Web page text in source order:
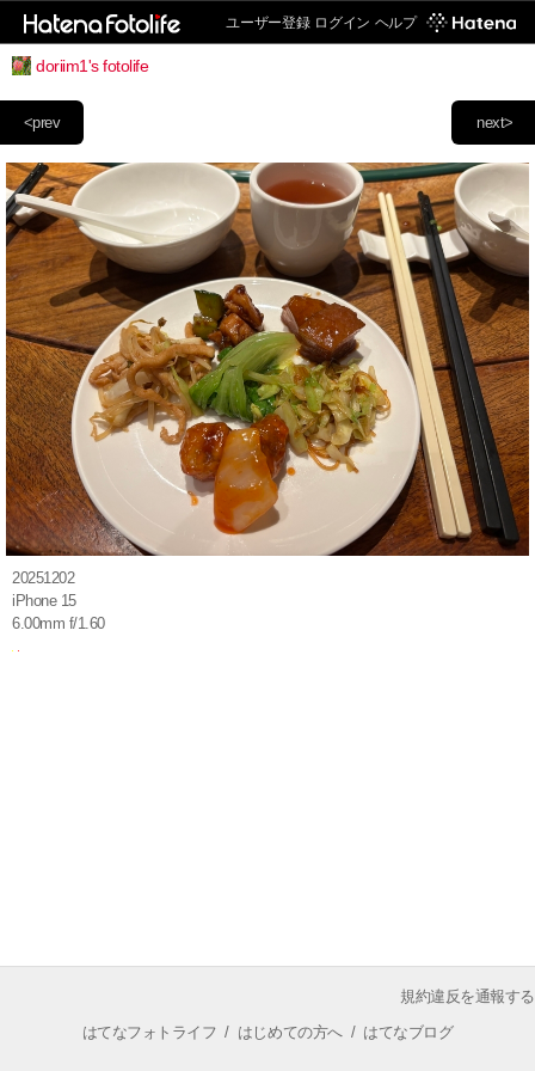
ユーザー登録 ログイン ヘルプ
doriim1's fotolife
next>
<prev
20251202
iPhone 15
6.00mm f/1.60
規約違反を通報する
はてなフォトライフ / はじめての方へ/ はてなブログ